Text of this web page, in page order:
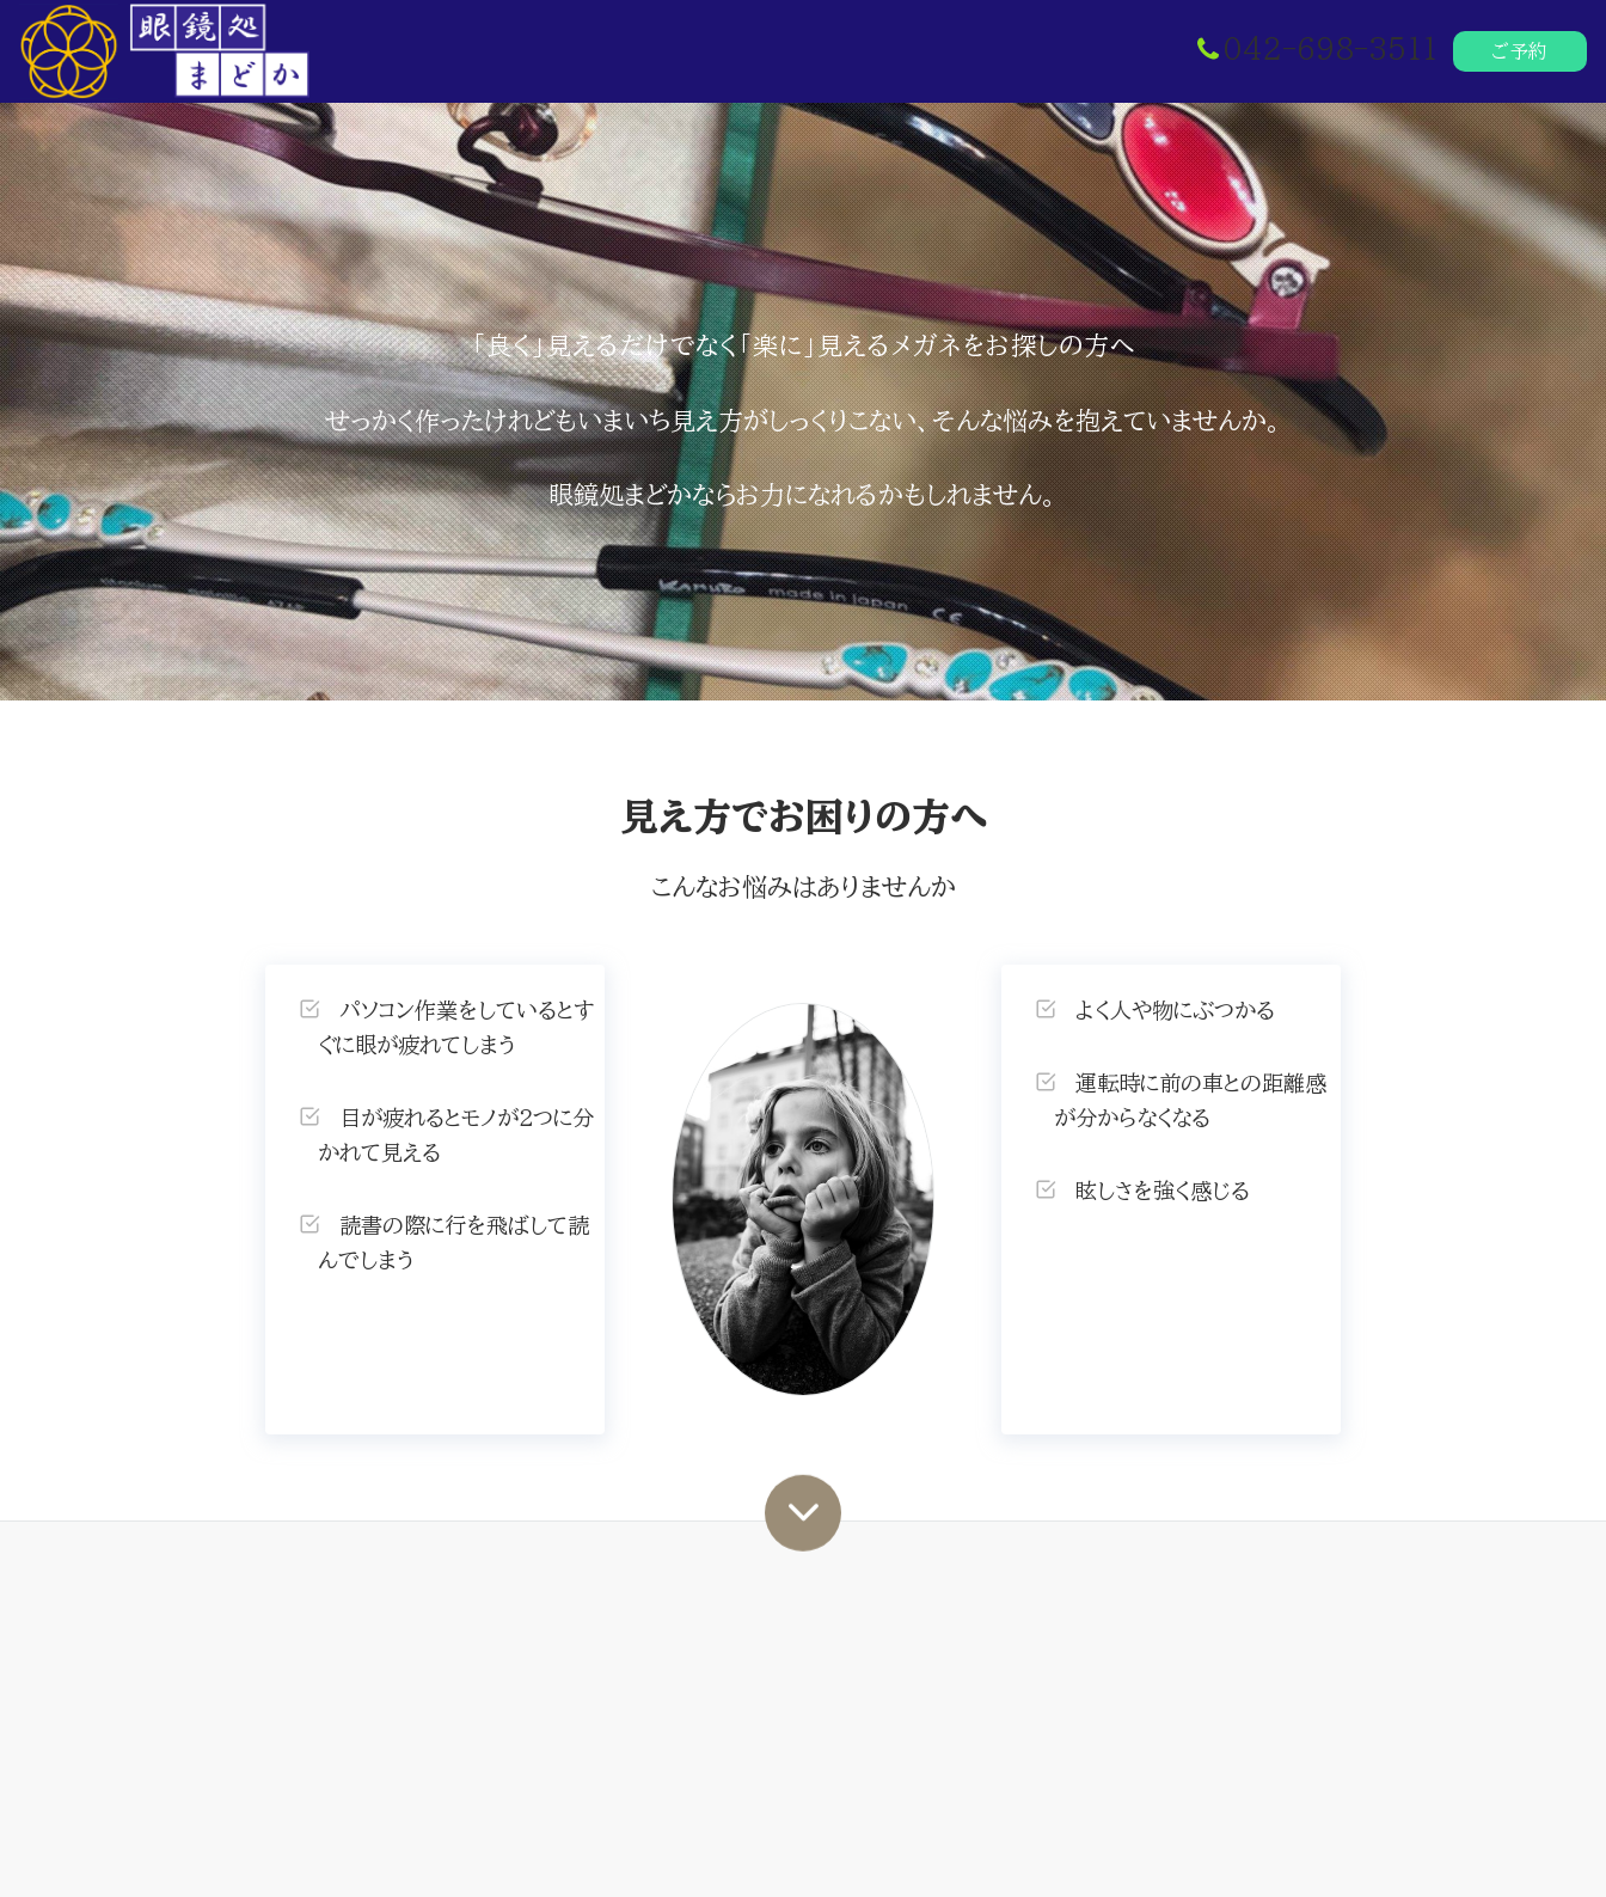
042-698-3511 ご予約
「良く」見えるだけでなく「楽に」見えるメガネをお探しの方へ
せっかく作ったけれどもいまいち見え方がしっくりこない、そんな悩みを抱えていませんか。
眼鏡処まどかならお力になれるかもしれません。
見え方でお困りの方へ
こんなお悩みはありませんか
パソコン作業をしているとす
ぐに眼が疲れてしまう
目が疲れるとモノが２つに分
かれて見える
読書の際に行を飛ばして読
んでしまう
よく人や物にぶつかる
運転時に前の車との距離感
が分からなくなる
眩しさを強く感じる